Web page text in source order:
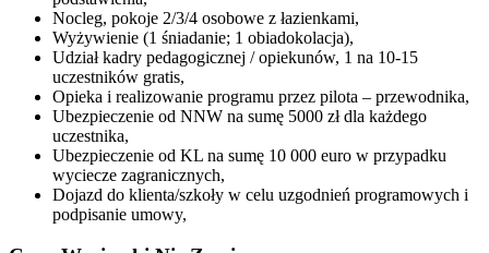
Nocleg, pokoje 2/3/4 osobowe z łazienkami,
Wyżywienie (1 śniadanie; 1 obiadokolacja),
Udział kadry pedagogicznej / opiekunów, 1 na 10-15
uczestników gratis,
Opieka i realizowanie programu przez pilota – przewodnika,
Ubezpieczenie od NNW na sumę 5000 zł dla każdego
uczestnika,
Ubezpieczenie od KL na sumę 10 000 euro w przypadku
wyciecze zagranicznych,
Dojazd do klienta/szkoły w celu uzgodnień programowych i
podpisanie umowy,